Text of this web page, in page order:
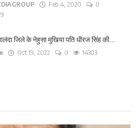
Feb 4, 2020
0
जिले के नेहुसा मुखिया पति धीरज सिंह की...
Oct 19, 2022 0 14303